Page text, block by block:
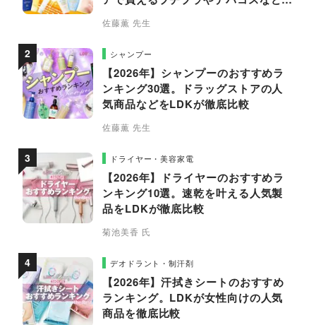
佐藤薫 先生
シャンプー
【2026年】シャンプーのおすすめラ
ンキング30選。ドラッグストアの人
気商品などをLDKが徹底比較
佐藤薫 先生
ドライヤー・美容家電
【2026年】ドライヤーのおすすめラ
ンキング10選。速乾を叶える人気製
品をLDKが徹底比較
菊池美香 氏
デオドラント・制汗剤
【2026年】汗拭きシートのおすすめ
ランキング。LDKが女性向けの人気
商品を徹底比較